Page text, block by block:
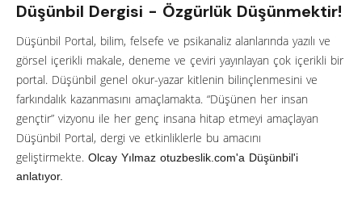
Düşünbil Dergisi - Özgürlük Düşünmektir!
Düşünbil Portal, bilim, felsefe ve psikanaliz alanlarında yazılı ve
görsel içerikli makale, deneme ve çeviri yayınlayan çok içerikli bir
portal. Düşünbil genel okur-yazar kitlenin bilinçlenmesini ve
farkındalık kazanmasını amaçlamakta. “Düşünen her insan
gençtir” vizyonu ile her genç insana hitap etmeyi amaçlayan
Düşünbil Portal, dergi ve etkinliklerle bu amacını
geliştirmekte. Olcay Yılmaz otuzbeslik.com'a Düşünbil'i
anlatıyor.